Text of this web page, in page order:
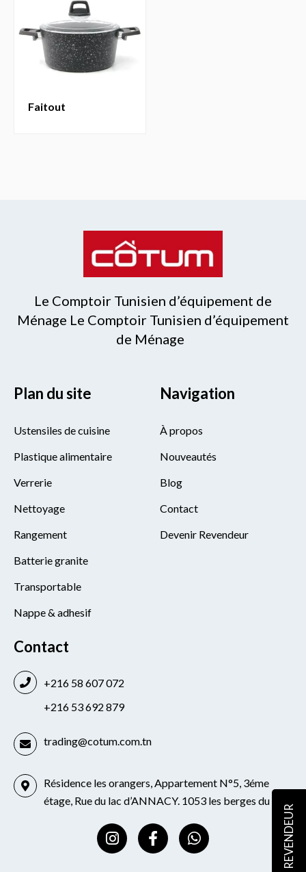
faitout
Le Comptoir Tunisien d’équipement de
Ménage Le Comptoir Tunisien d’équipement
de Ménage
Plan du site
Ustensiles de cuisine
Plastique alimentaire
Verrerie
Nettoyage
Rangement
Batterie granite
Transportable
Nappe & adhesif
Navigation
À propos
Nouveautés
Blog
Contact
Devenir Revendeur
Contact
+216 58 607 072
+216 53 692 879
trading@cotum.com.tn
Résidence les orangers, Appartement N°5, 3éme
étage, Rue du lac d’ANNACY. 1053 les berges du lac
I
n
F
a
W
h
REVENDEUR